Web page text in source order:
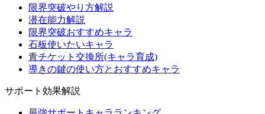
限界突破やり方解説
潜在能力解説
限界突破おすすめキャラ
石板使いたいキャラ
青チケット交換所(キャラ育成)
導きの鍵の使い方とおすすめキャラ
サポート効果解説